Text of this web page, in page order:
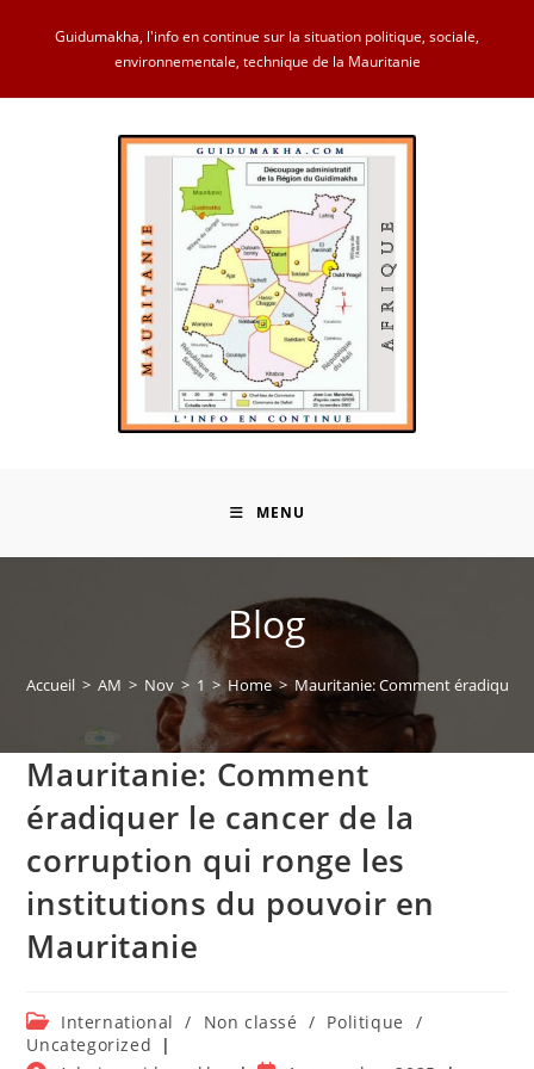
Guidumakha, l'info en continue sur la situation politique, sociale,
environnementale, technique de la Mauritanie
MENU
Blog
Accueil > AM > Nov > 1 > Home > Mauritanie: Comment éradiquer
Mauritanie: Comment
éradiquer le cancer de la
corruption qui ronge les
institutions du pouvoir en
Mauritanie
Post
category:
International / Non classé / Politique
/
Uncategorized